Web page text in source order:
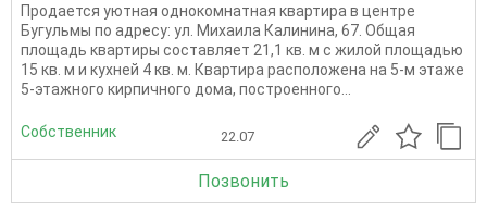
Продается уютная однокомнатная квартира в центре
Бугульмы по адресу: ул. Михаила Калинина, 67. Общая
площадь квартиры составляет 21,1 кв. м с жилой площадью
15 кв. м и кухней 4 кв. м. Квартира расположена на 5-м этаже
5-этажного кирпичного дома, построенного...
Собственник 22.07
Позвонить